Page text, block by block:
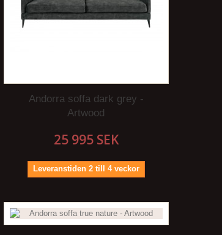
Andorra soffa dark grey -
Artwood
25 995 SEK
Leveranstiden 2 till 4 veckor